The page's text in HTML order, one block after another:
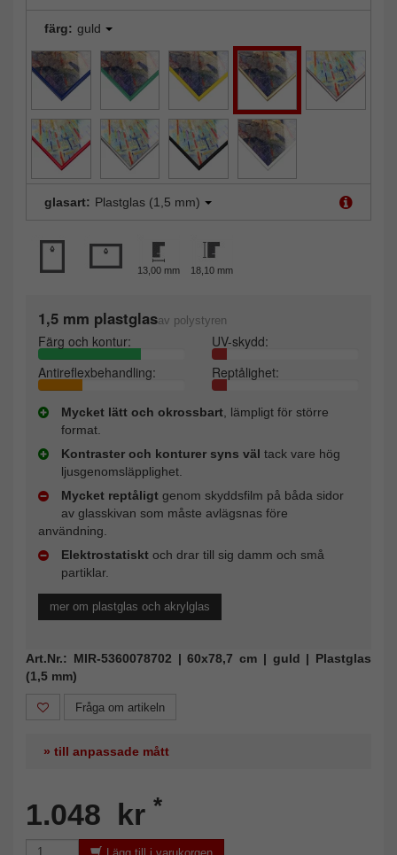
färg: guld
glasart: Plastglas (1,5 mm)
13,00 mm 18,10 mm
1,5 mm plastglasav polystyren
Färg och kontur:
UV-skydd:
Antireflexbehandling:
Reptålighet:
Mycket lätt och okrossbart , lämpligt för större
format.
Kontraster och konturer syns väl tack vare hög
ljusgenomsläpplighet.
Mycket reptåligt genom skyddsfilm på båda sidor
av glasskivan som måste avlägsnas före
användning.
Elektrostatiskt och drar till sig damm och små
partiklar.
mer om plastglas och akrylglas
Art.Nr.: MIR-5360078702 | 60x78,7 cm | guld | Plastglas
(1,5 mm)
Fråga om artikeln
» till anpassade mått
1.048 kr *